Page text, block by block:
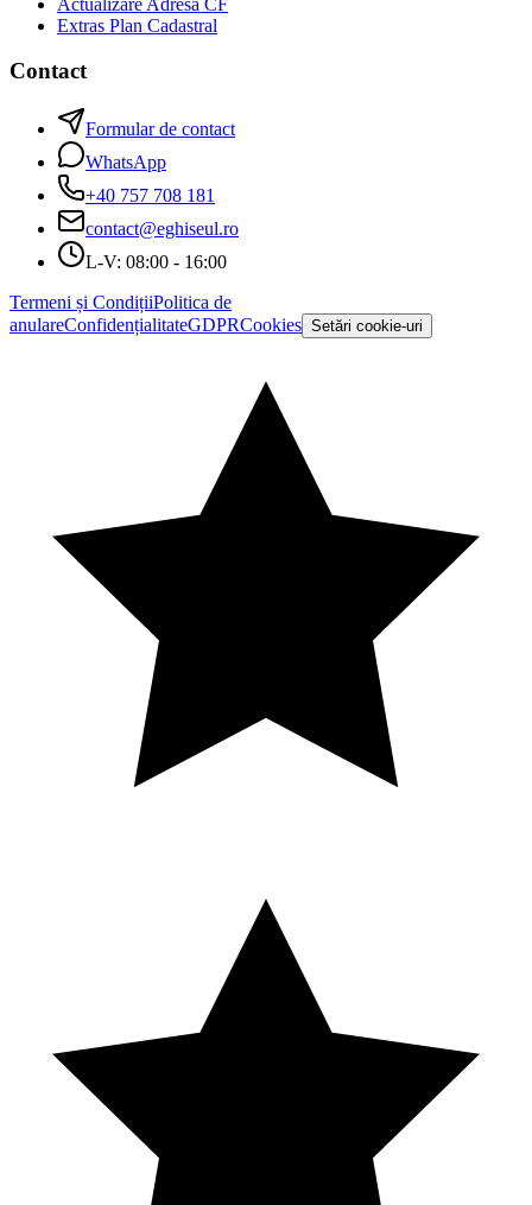
Extras Plan Cadastral
Contact
Formular de contact
WhatsApp
+40 757 708 181
contact@eghiseul.ro
L-V: 08:00 - 16:00
Termeni și CondițiiPolitica de
anulareConfidențialitateGDPRCookies Setări cookie-uri